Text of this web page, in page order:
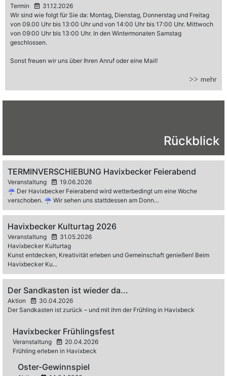
Termin
31.12.2026
Wir sind wie folgt für Sie da: Montag, Dienstag, Donnerstag und Freitag
von 09.00 Uhr bis 13:00 Uhr und von 14:00 Uhr bis 17:00 Uhr. Mittwoch
von 09:00 Uhr bis 13:00 Uhr. In den Wintermonaten Samstag
geschlossen.
Sonst freuen wir uns über Ihren Anruf oder eine Mail!
>> mehr
Rückblick
TERMINVERSCHIEBUNG Havixbecker Feierabend
Veranstaltung
19.06.2026
☔️ Der Havixbecker Feierabend wird wetterbedingt um eine Woche
verschoben. ☔️ Wir sehen uns stattdessen am Donn...
Havixbecker Kulturtag 2026
Veranstaltung
31.05.2026
Havixbecker Kulturtag
Kunst entdecken, Kreativität erleben und Gemeinschaft genießen! Beim
Havixbecker Ku...
Der Sandkasten ist wieder da...
Aktion
30.04.2026
Der Sandkasten ist zurück – und mit ihm der Frühling in Havixbeck
Havixbecker Frühlingsfest
Veranstaltung
20.04.2026
Frühling erleben in Havixbeck
Oster-Gewinnspiel